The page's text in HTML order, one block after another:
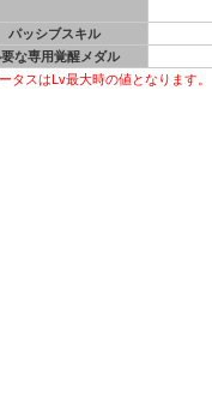
パッシブスキル
要な専用覚醒メダル
タスはLv最大時の値となります。